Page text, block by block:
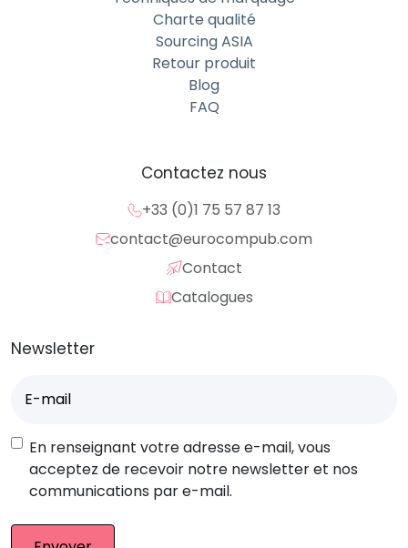
Charte qualité
Sourcing ASIA
Retour produit
Blog
FAQ
Contactez nous
+33 (0)1 75 57 87 13
contact@eurocompub.com
Contact
Catalogues
Newsletter
mail(Nécessaire)
RGPD
En renseignant votre adresse e-mail, vous
acceptez de recevoir notre newsletter et nos
communications par e-mail.